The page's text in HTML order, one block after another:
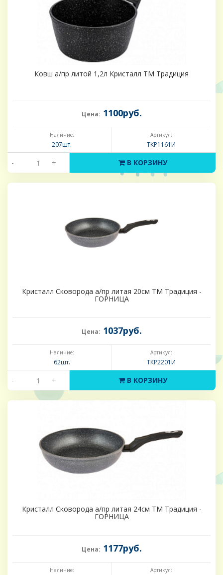
Ковш а/пр литой 1,2л Кристалл ТМ Традиция
Цена: 1100руб.
Наличие:
207шт.
Артикул:
ТКР1161И
- + В КОРЗИНУ
Кристалл Сковорода а/пр литая 20см ТМ Традиция -
ГОРНИЦА
Цена: 1037руб.
Наличие:
62шт.
Артикул:
ТКР2201И
- + В КОРЗИНУ
Кристалл Сковорода а/пр литая 24см ТМ Традиция -
ГОРНИЦА
Цена: 1177руб.
Наличие: Артикул: